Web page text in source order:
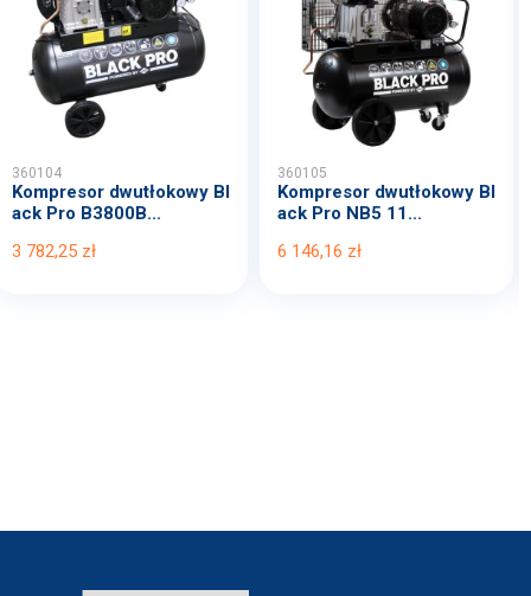
360104
Kompresor dwutłokowy Bl
ack Pro B3800B...
3 782,25 zł
360105
Kompresor dwutłokowy Bl
ack Pro NB5 11...
6 146,16 zł